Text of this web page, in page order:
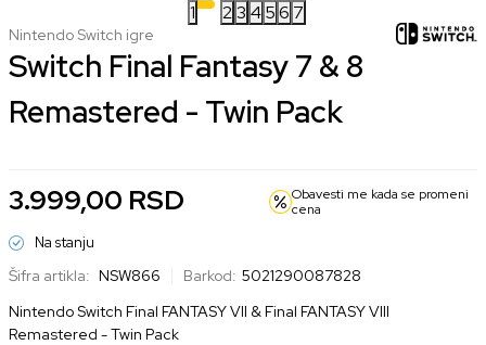
1 2 3 4 56 7
Nintendo Switch igre
Switch Final Fantasy 7 & 8
Remastered - Twin Pack
3.999,00 RSD
Obavesti me kada se promeni
cena
Na stanju
Šifra artikla: NSW866 Barkod: 5021290087828
Nintendo Switch Final FANTASY VII & Final FANTASY VIII
Remastered - Twin Pack